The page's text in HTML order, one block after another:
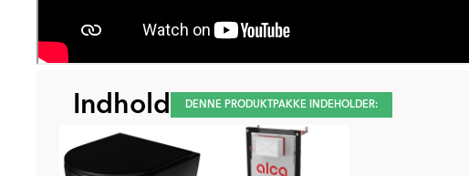
Indhold DENNE PRODUKTPAKKE INDEHOLDER: